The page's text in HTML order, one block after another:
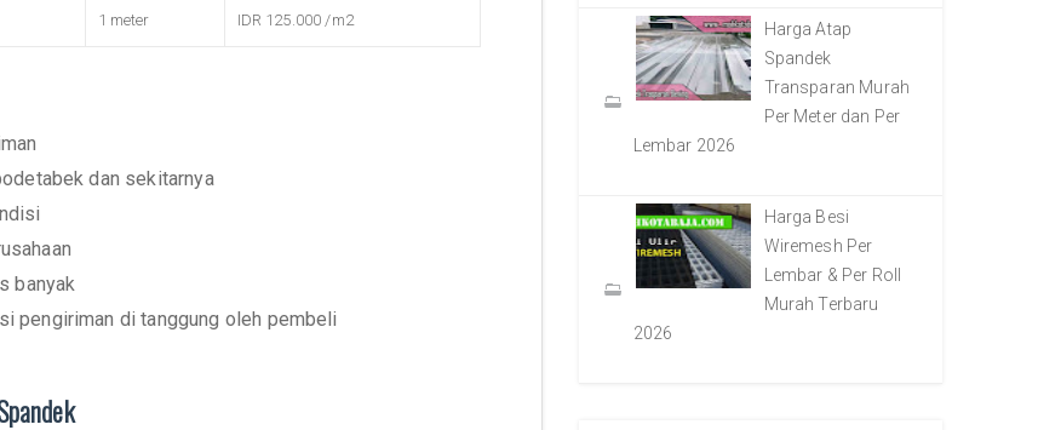
1 meter IDR 125.000 /m2
dan sekitarnya
banyak
pengiriman di tanggung oleh pembeli
Harga Atap
Spandek
Transparan Murah
Per Meter dan Per
Lembar 2026
Harga Besi
Wiremesh Per
Lembar & Per Roll
Murah Terbaru
2026